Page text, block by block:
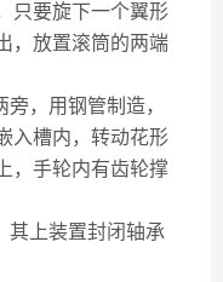
只要旋下一个翼形
，放置滚筒的两端
，用钢管制造，
入槽内，转动花形
，手轮内有齿轮撑
其上装置封闭轴承